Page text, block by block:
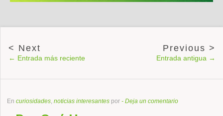
← Entrada más reciente Entrada antigua →
Encuriosidades,noticias interesantes por- Deja un comentario